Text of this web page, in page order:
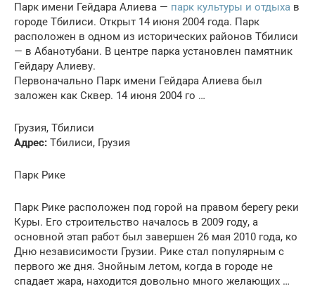
Парк имени Гейдара Алиева — парк культуры и отдыха в
городе Тбилиси. Открыт 14 июня 2004 года. Парк
расположен в одном из исторических районов Тбилиси
— в Абанотубани. В центре парка установлен памятник
Гейдару Алиеву.
Первоначально Парк имени Гейдара Алиева был
заложен как Сквер. 14 июня 2004 го …
Грузия, Тбилиси
Адрес: Тбилиси, Грузия
Парк Рике
Парк Рике расположен под горой на правом берегу реки
Куры. Его строительство началось в 2009 году, а
основной этап работ был завершен 26 мая 2010 года, ко
Дню независимости Грузии. Рике стал популярным с
первого же дня. Знойным летом, когда в городе не
спадает жара, находится довольно много желающих …